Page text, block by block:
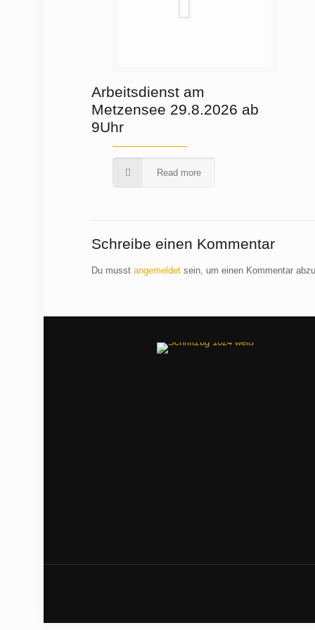
Arbeitsdienst am
Metzensee 29.8.2026 ab
9Uhr
Read more
Schreibe einen Kommentar
Du musstangemeldet sein, um einen Kommentar